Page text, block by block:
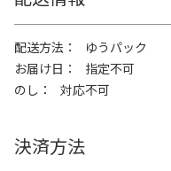
配送方法
ゆうパック
お届け日
指定不可
のし
対応不可
決済方法